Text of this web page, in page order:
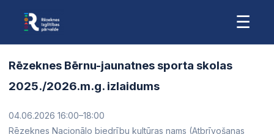
☰
Rēzeknes Bērnu-jaunatnes sporta skolas
2025./2026.m.g. izlaidums
04.06.2026 16:00–18:00
Rēzeknes Nacionālo biedrību kultūras nams (Atbrīvošanas